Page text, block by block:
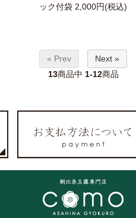
ック付袋2,000円(税込)
« Prev
Next »
13商品中 1-12商品